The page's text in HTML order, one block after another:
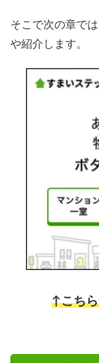
そこで次の章で
や紹介します。
↑こち